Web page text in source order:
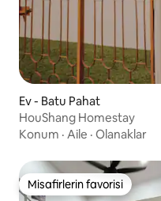
Ev - Batu Pahat
HouShang Homestay
Konum · Aile · Olanaklar
Misafirlerin favorisi
Misafirlerin favorisi